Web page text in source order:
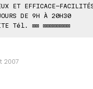
EFFICACE-
DE 9H À 20H30
Tél. ⊠⊠ ⊠⊠⊠⊠⊠⊠⊠⊠
2007